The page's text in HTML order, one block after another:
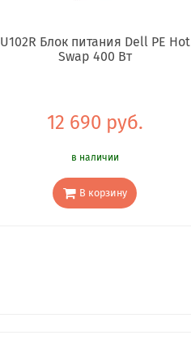
U102R Блок питания Dell PE Hot
Swap 400 Вт
12 690 руб.
в наличии
В корзину